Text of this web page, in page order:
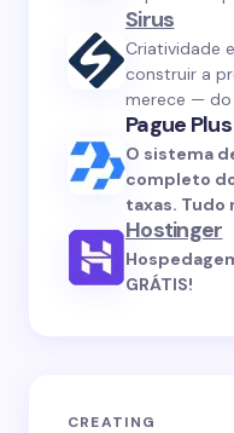
Sirus
Criatividade
construir a
merece — do
Pague Plus
O sistema
completo
taxas. Tudo
Hostinger
GRÁTIS!
CREATING